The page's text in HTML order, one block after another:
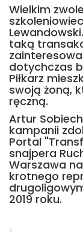
Wielkim
taką
dotychczas
Piłkarz
swoją żoną,
ręczną.
Artur
kampanii
Portal
snajpera
Warszawa
krotnego
2019 roku.